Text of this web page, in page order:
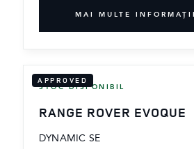
MAI MULTE INFORMAŢII
APPROVED
STOC DISPONIBIL
RANGE ROVER EVOQUE
DYNAMIC SE